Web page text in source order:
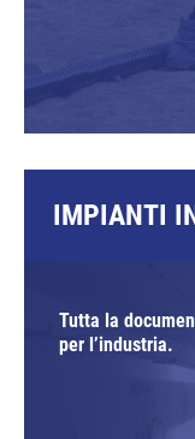
IMPIANTI
Tutta la
per l’industria.